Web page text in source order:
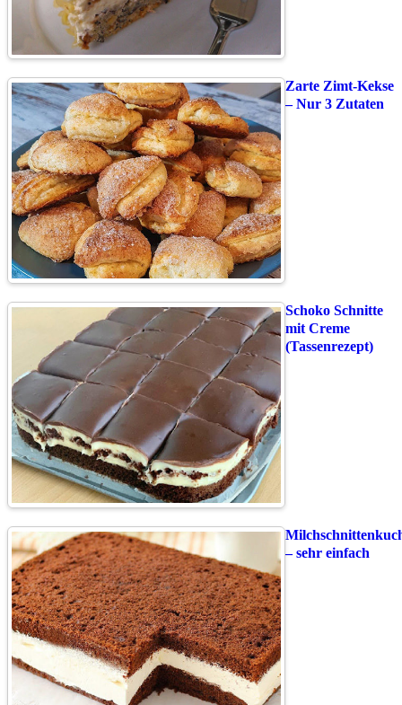
Zarte Zimt-Kekse
– Nur 3 Zutaten
Schoko Schnitte
mit Creme
(Tassenrezept)
– sehr einfach